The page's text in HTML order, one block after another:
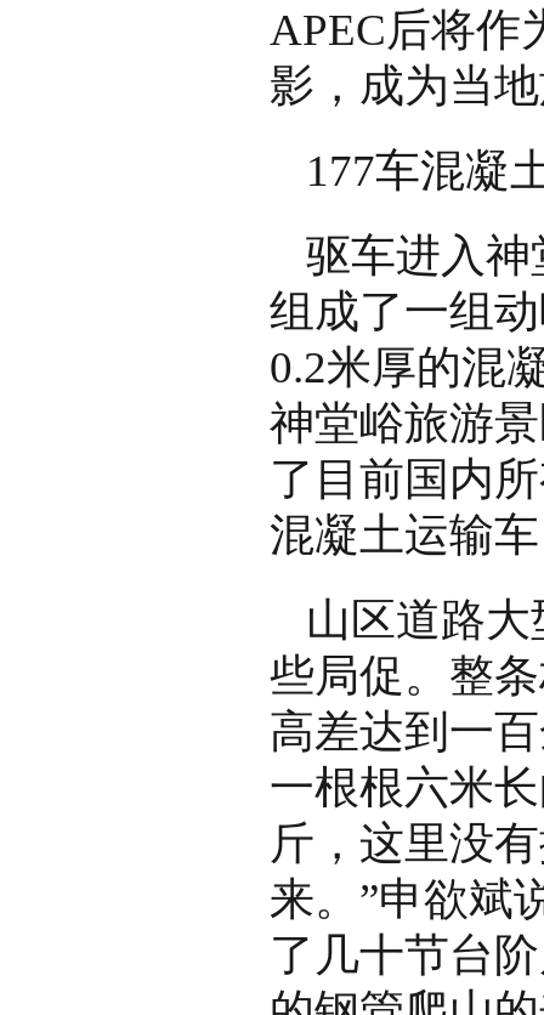
APEC后将作
影，成为当
177车混凝
驱车进入
组成了一组
0.2米厚的混
神堂峪旅游
了目前国内
混凝土运输
山区道路
些局促。整
高差达到一
一根根六米
斤，这里没
来。”申欲斌
了几十节台